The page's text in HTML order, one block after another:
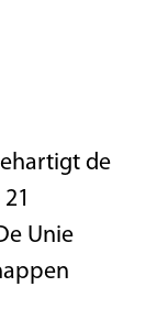
de
Unie